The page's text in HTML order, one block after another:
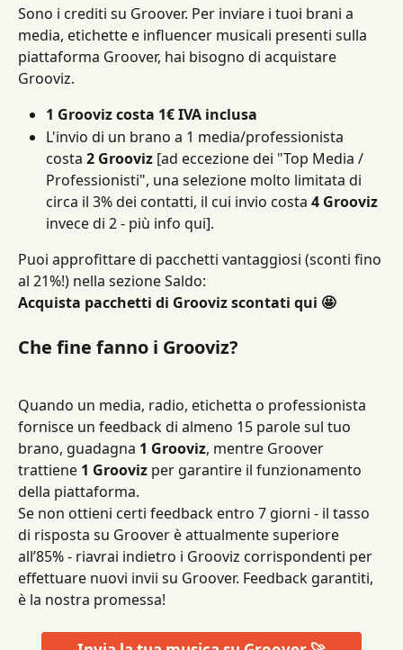
Sono i crediti su Groover. Per inviare i tuoi brani a
media, etichette e influencer musicali presenti sulla
piattaforma Groover, hai bisogno di acquistare
Grooviz.
1 Grooviz costa 1€ IVA inclusa
L'invio di un brano a 1 media/professionista
costa 2 Grooviz [ad eccezione dei "Top Media /
Professionisti", una selezione molto limitata di
circa il 3% dei contatti, il cui invio costa 4 Grooviz
invece di 2 - più info qui].
Puoi approfittare di pacchetti vantaggiosi (sconti fino
al 21%!) nella sezione Saldo:
Acquista pacchetti di Grooviz scontati qui 🤩
Che fine fanno i Grooviz?
Quando un media, radio, etichetta o professionista
fornisce un feedback di almeno 15 parole sul tuo
brano, guadagna 1 Grooviz, mentre Groover
trattiene 1 Grooviz per garantire il funzionamento
della piattaforma.
Se non ottieni certi feedback entro 7 giorni - il tasso
di risposta su Groover è attualmente superiore
all’85% - riavrai indietro i Grooviz corrispondenti per
effettuare nuovi invii su Groover. Feedback garantiti,
è la nostra promessa!